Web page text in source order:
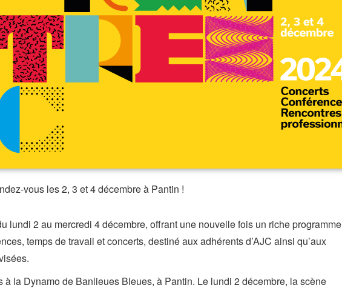
vous les 2, 3 et 4 décembre à Pantin !
lundi 2 au mercredi 4 décembre, offrant une nouvelle fois un riche programme
temps de travail et concerts, destiné aux adhérents d’AJC ainsi qu’aux
la Dynamo de Banlieues Bleues, à Pantin. Le lundi 2 décembre, la scène